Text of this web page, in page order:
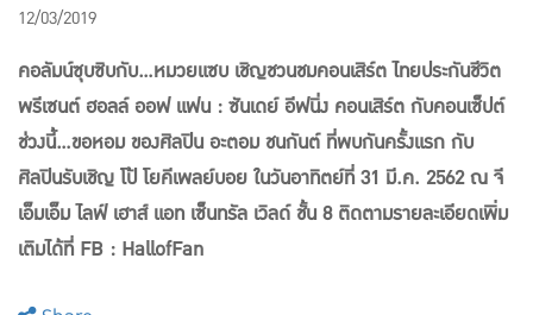
TL Learning Center
12/03/2019
คอลัมน์ซุบซิบกับ...หมวยแซบ เชิญชวนชมคอนเสิร์ต ไทยประกันชีวิต
พรีเซนต์ ฮอลล์ ออฟ แฟน : ซันเดย์ อีฟนิ่ง คอนเสิร์ต กับคอนเซ็ปต์
ช่วงนี้...ขอหอม ของศิลปิน อะตอม ชนกันต์ ที่พบกันครั้งแรก กับ
ศิลปินรับเชิญ โป้ โยคีเพลย์บอย ในวันอาทิตย์ที่ 31 มี.ค. 2562 ณ จี
เอ็มเอ็ม ไลฟ์ เฮาส์ แอท เซ็นทรัล เวิลด์ ชั้น 8 ติดตามรายละเอียดเพิ่ม
เติมได้ที่ FB : HallofFan